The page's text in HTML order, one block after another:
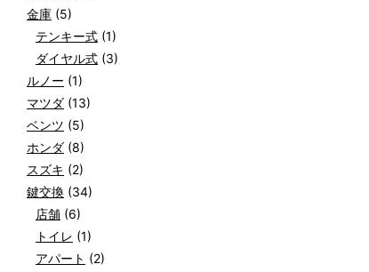
金庫 (5)
テンキー式 (1)
ダイヤル式 (3)
ルノー (1)
マツダ (13)
ベンツ (5)
ホンダ (8)
スズキ (2)
鍵交換 (34)
店舗 (6)
トイレ (1)
アパート (2)